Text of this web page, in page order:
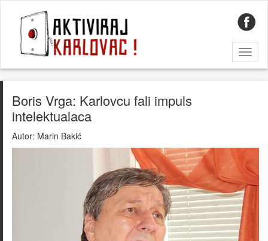
Boris Vrga: Karlovcu fali impuls
intelektualaca
Autor: Marin Bakić